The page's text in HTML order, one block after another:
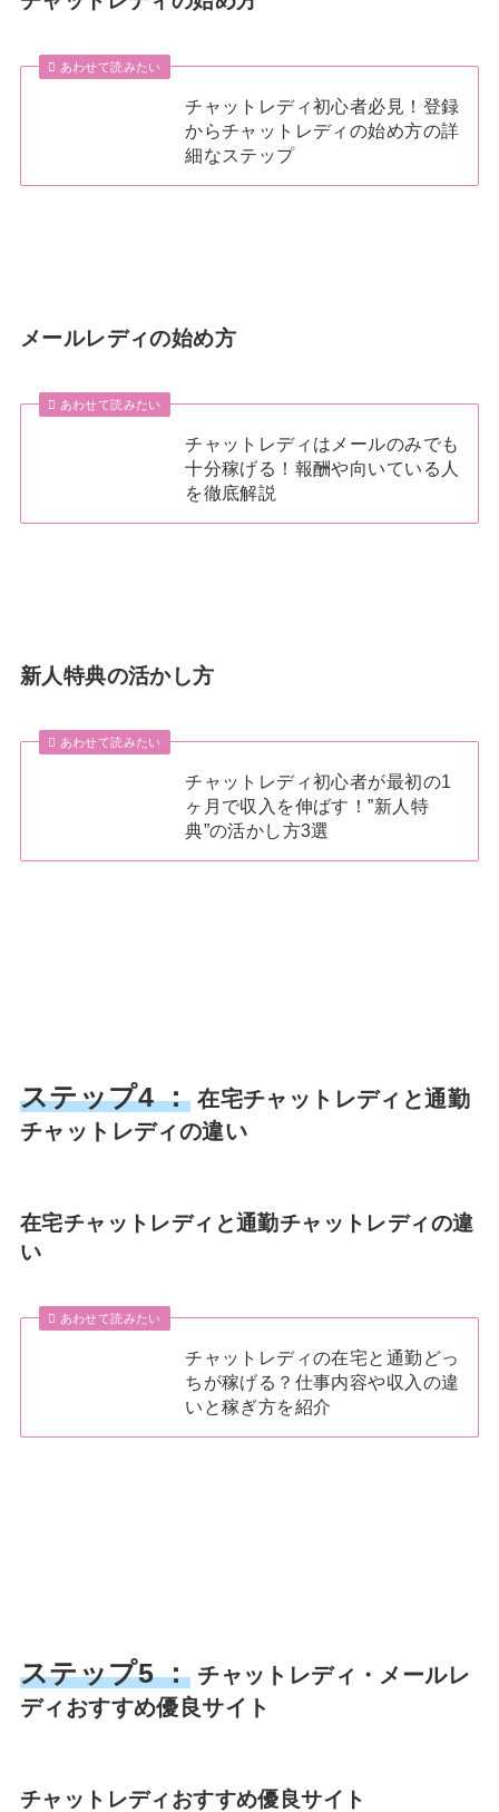
あわせて読みたい
チャットレディ初心者必見！登録
からチャットレディの始め方の詳
細なステップ
メールレディの始め方
あわせて読みたい
チャットレディはメールのみでも
十分稼げる！報酬や向いている人
を徹底解説
新人特典の活かし方
あわせて読みたい
チャットレディ初心者が最初の1
ヶ月で収入を伸ばす！”新人特
典”の活かし方3選
ステップ4 ：在宅チャットレディと通勤
チャットレディの違い
在宅チャットレディと通勤チャットレディの違
い
あわせて読みたい
チャットレディの在宅と通勤どっ
ちが稼げる？仕事内容や収入の違
いと稼ぎ方を紹介
ステップ5 ：チャットレディ・メールレ
ディおすすめ優良サイト
チャットレディおすすめ優良サイト